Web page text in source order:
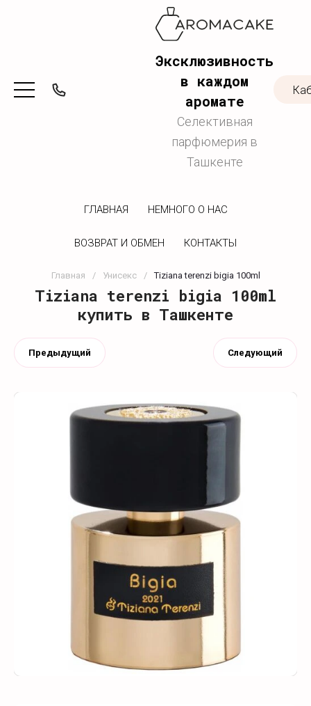
Эксклюзивность
в каждом
аромате
Селективная
парфюмерия в
Ташкенте
ГЛАВНАЯ НЕМНОГО О НАС
ВОЗВРАТ И ОБМЕН КОНТАКТЫ
Главная / Унисекс / Tiziana terenzi bigia 100ml
Tiziana terenzi bigia 100ml
купить в Ташкенте
Предыдущий Следующий